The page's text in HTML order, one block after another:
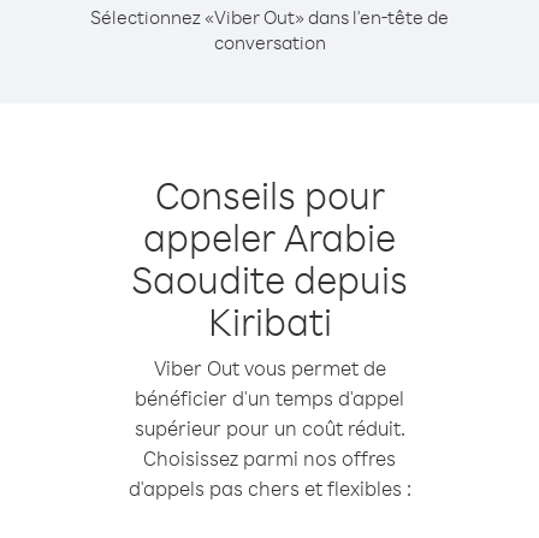
Sélectionnez «Viber Out» dans l'en-tête de
conversation
Conseils pour
appeler Arabie
Saoudite depuis
Kiribati
Viber Out vous permet de
bénéficier d'un temps d'appel
supérieur pour un coût réduit.
Choisissez parmi nos offres
d'appels pas chers et flexibles :